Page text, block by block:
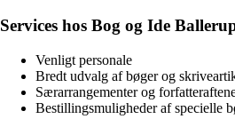
Services hos Bog og Ide
Venligt personale
Bredt udvalg af bøger og
Særarrangementer og
Bestillingsmuligheder af specielle